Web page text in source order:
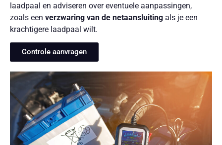
laadpaal en adviseren over eventuele aanpassingen,
zoals een verzwaring van de netaansluiting als je een
krachtigere laadpaal wilt.
Controle aanvragen